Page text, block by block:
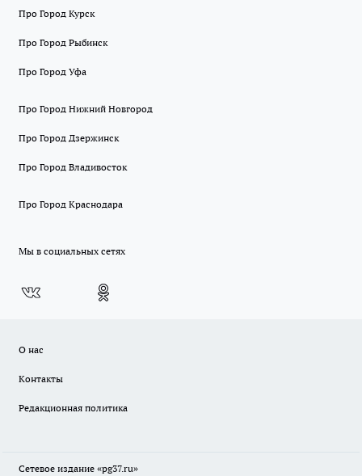
Про Город Курск
Про Город Рыбинск
Про Город Уфа
Про Город Нижний Новгород
Про Город Дзержинск
Про Город Владивосток
Про Город Краснодара
Мы в социальных сетях
О нас
Контакты
Редакционная политика
Сетевое издание «pg37.ru»